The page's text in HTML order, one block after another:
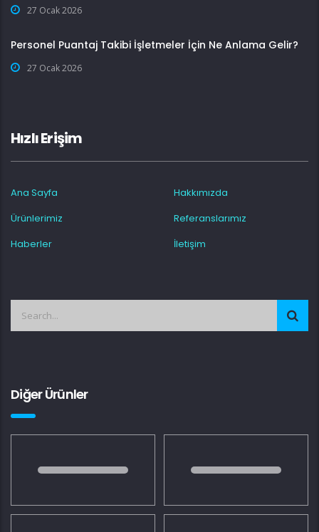
27 Ocak 2026
Personel Puantaj Takibi İşletmeler İçin Ne Anlama Gelir?
27 Ocak 2026
Hızlı Erişim
Ana Sayfa
Hakkımızda
Ürünlerimiz
Referanslarımız
Haberler
İletişim
Diğer Ürünler